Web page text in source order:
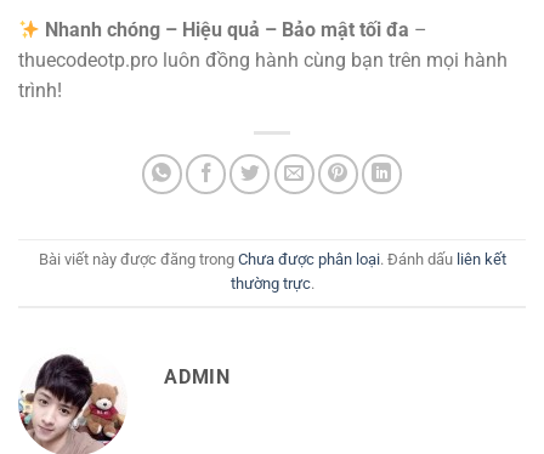
Nhanh chóng – Hiệu quả – Bảo mật tối đa –
thuecodeotp.pro luôn đồng hành cùng bạn trên mọi hành
trình!
Bài viết này được đăng trong Chưa được phân loại. Đánh dấu liên kết
thường trực.
ADMIN